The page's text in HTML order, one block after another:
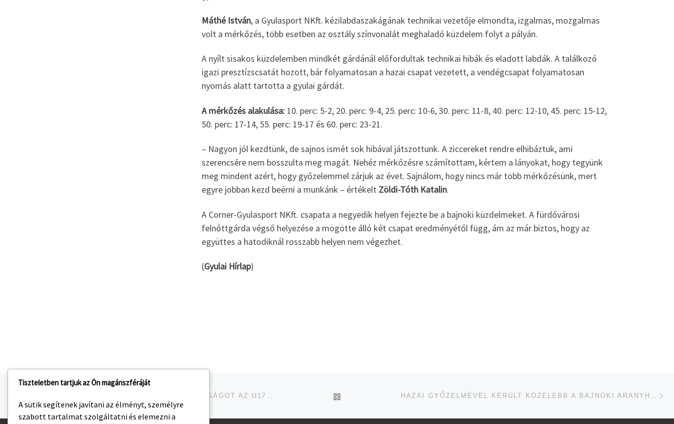
Máthé István, a Gyulasport NKft. kézilabdaszakágának technikai vezetője elmondta, izgalmas, mozgalmas
volt a mérkőzés, több esetben az osztály színvonalát meghaladó küzdelem folyt a pályán.
A nyílt sisakos küzdelemben mindkét gárdánál előfordultak technikai hibák és eladott labdák. A találkozó
igazi presztízscsatát hozott, bár folyamatosan a hazai csapat vezetett, a vendégcsapat folyamatosan
nyomás alatt tartotta a gyulai gárdát.
A mérkőzés alakulása: 10. perc: 5-2, 20. perc: 9-4, 25. perc: 10-6, 30. perc: 11-8, 40. perc: 12-10, 45. perc: 15-12,
50. perc: 17-14, 55. perc: 19-17 és 60. perc: 23-21.
– Nagyon jól kezdtünk, de sajnos ismét sok hibával játszottunk. A ziccereket rendre elhibáztuk, ami
szerencsére nem bosszulta meg magát. Nehéz mérkőzésre számítottam, kértem a lányokat, hogy tegyünk
meg mindent azért, hogy győzelemmel zárjuk az évet. Sajnálom, hogy nincs már több mérkőzésünk, mert
egyre jobban kezd beérni a munkánk – értékelt Zöldi-Tóth Katalin.
A Corner-Gyulasport NKft. csapata a negyedik helyen fejezte be a bajnoki küzdelmeket. A fürdővárosi
felnőttgárda végső helyezése a mögötte álló két csapat eredményétől függ, ám az már biztos, hogy az
együttes a hatodiknál rosszabb helyen nem végezhet.
(Gyulai Hírlap)
Navigálás a bejegyzések között
jelen bejegyzés
SZEGEDI GYŐZELEMMEL FOLYTATTA A BAJNOKSÁGOT AZ U17-ES FOCICSAPAT UGRÁS AZ OLDAL TETEJÉRE HAZAI GYŐZELMÉVEL KERÜLT KÖZELEBB A BAJNOKI ARANYHOZ AZ U17-ES FUTSALCSAPAT
Tiszteletben tartjuk az Ön magánszféráját
A sütik segítenek javítani az élményt, személyre
szabott tartalmat szolgáltatni és elemezni a